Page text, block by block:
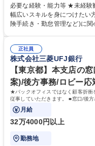
営を支えるゼネラリストをめざせます。 ・初期業務：
計算、社会保険対応、福利厚
します。ご経験に応じて、休
幅広く経験を積みたい意欲がある方
務・人事】未経験歓迎/日立グ
指す
必要な経験・能力等 ★未経験
幅広いスキルを身につけたい方におすすめ！ ■
険手続き・勤怠管理など)に
のご経験 ■労務管理（給与計
■衛生管理者の資格をお持ちの方 学歴・資格 学歴：大学院 大学 高専
専修学校 高校 語学力： 資格
正社員
株式会社三菱UFJ銀行
【東京都】本支店の
案)/後方事務/ロビー応
★バックオフィスではなく顧客折
従事していただきます。 ■窓口/後
客様対応
月給
32万4000円以上
勤務地